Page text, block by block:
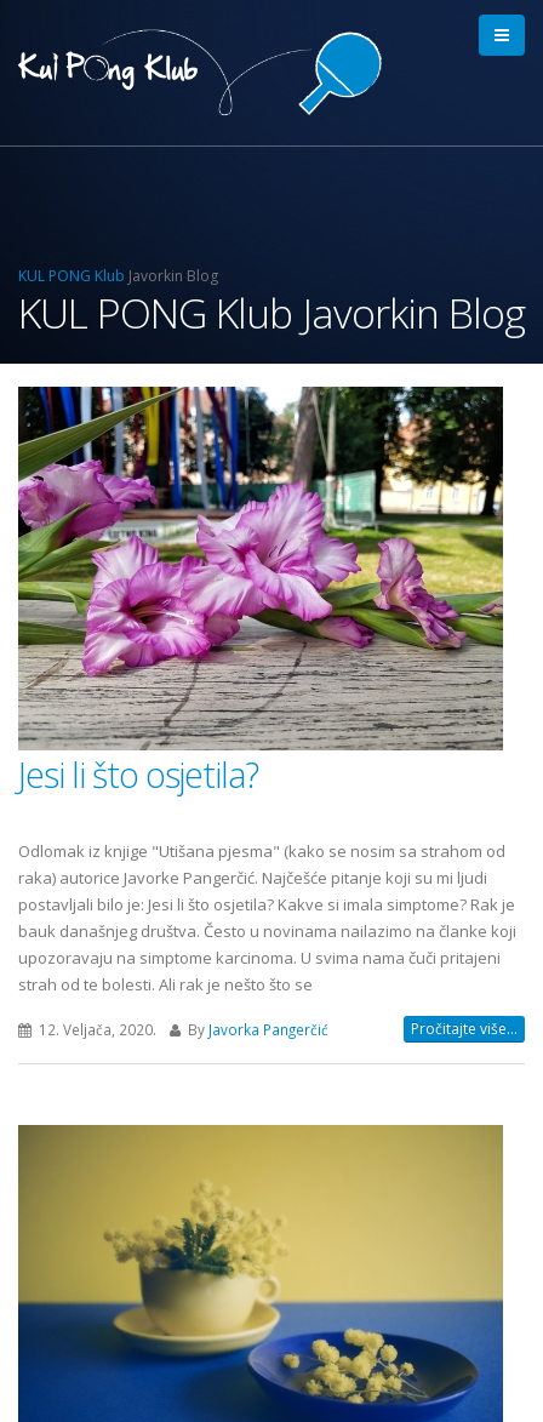
KUL PONG Klub Javorkin Blog
KUL PONG Klub Javorkin Blog
Jesi li što osjetila?
Odlomak iz knjige "Utišana pjesma" (kako se nosim sa strahom od
raka) autorice Javorke Pangerčić. Najčešće pitanje koji su mi ljudi
postavljali bilo je: Jesi li što osjetila? Kakve si imala simptome? Rak je
bauk današnjeg društva. Često u novinama nailazimo na članke koji
upozoravaju na simptome karcinoma. U svima nama čuči pritajeni
strah od te bolesti. Ali rak je nešto što se
12. Veljača, 2020. By Javorka Pangerčić Pročitajte više...